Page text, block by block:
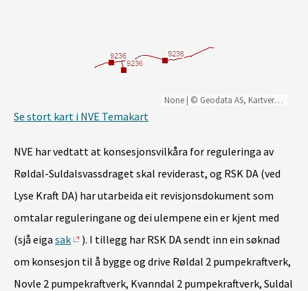
None | ©️ Geodata AS, Kartverket, Geovekst og kommunene, Norsk Polarinstitutt, Lantmäteriet, Lantmäteriverket/NLS, OpenStreetMap
Se stort kart i NVE Temakart
NVE har vedtatt at konsesjonsvilkåra for reguleringa av
Røldal-Suldalsvassdraget skal reviderast, og RSK DA (ved
Lyse Kraft DA) har utarbeida eit revisjonsdokument som
omtalar reguleringane og dei ulempene ein er kjent med
(sjå eiga sak
). I tillegg har RSK DA sendt inn ein søknad
om konsesjon til å bygge og drive Røldal 2 pumpekraftverk,
Novle 2 pumpekraftverk, Kvanndal 2 pumpekraftverk, Suldal